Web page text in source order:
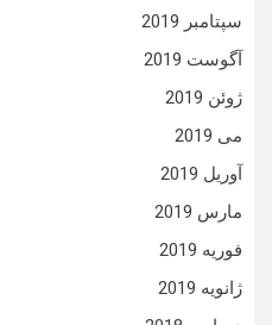
سپتامبر 2019
آگوست 2019
ژوئن 2019
می 2019
آوریل 2019
مارس 2019
فوریه 2019
ژانویه 2019